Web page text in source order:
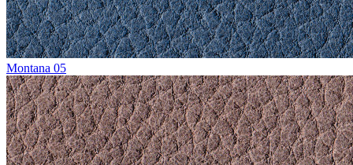
Montana 05